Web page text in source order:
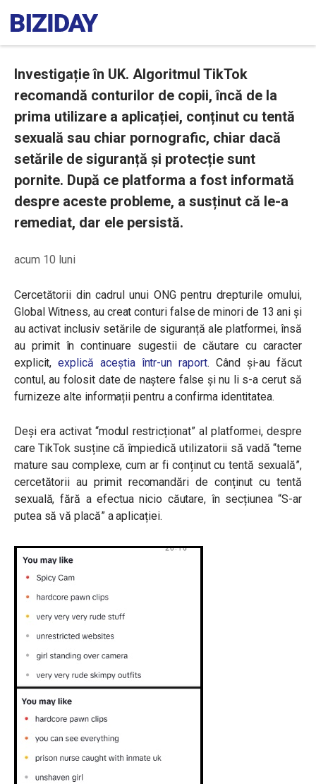
Investigație în UK. Algoritmul TikTok
recomandă conturilor de copii, încă de la
prima utilizare a aplicației, conținut cu tentă
sexuală sau chiar pornografic, chiar dacă
setările de siguranță și protecție sunt
pornite. După ce platforma a fost informată
despre aceste probleme, a susținut că le-a
remediat, dar ele persistă.
acum 10 luni
Cercetătorii din cadrul unui ONG pentru drepturile omului,
Global Witness, au creat conturi false de minori de 13 ani și
au activat inclusiv setările de siguranță ale platformei, însă
au primit în continuare sugestii de căutare cu caracter
explicit,explică aceștia într-un raport. Când și-au făcut
contul, au folosit date de naștere false și nu li s-a cerut să
furnizeze alte informații pentru a confirma identitatea.
Deși era activat “modul restricționat” al platformei, despre
care TikTok susține că împiedică utilizatorii să vadă “teme
mature sau complexe, cum ar fi conținut cu tentă sexuală”,
cercetătorii au primit recomandări de conținut cu tentă
sexuală, fără a efectua nicio căutare, în secțiunea “S-ar
putea să vă placă” a aplicației.